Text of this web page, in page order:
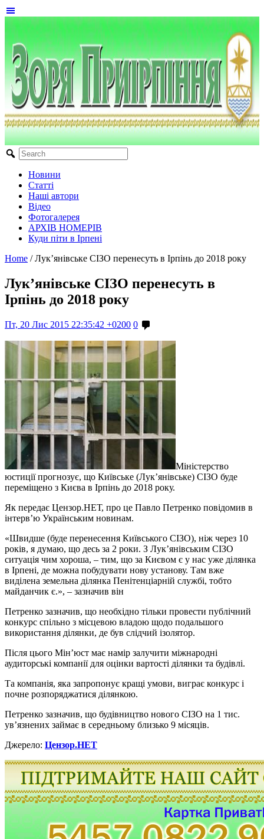
Новини
Статті
Наші автори
Відео
Фотогалерея
АРХІВ НОМЕРІВ
Куди піти в Ірпені
Home / Лук’янівське СІЗО перенесуть в Ірпінь до 2018 року
Лук’янівське СІЗО перенесуть в
Ірпінь до 2018 року
Пт, 20 Лис 2015 22:35:42 +0200 0
Міністерство
юстиції прогнозує, що Київське (Лук’янівське) СІЗО буде
переміщено з Києва в Ірпінь до 2018 року.
Як передає Цензор.НЕТ, про це Павло Петренко повідомив в
інтерв’ю Українським новинам.
«Швидше (буде перенесення Київського СІЗО), ніж через 10
років, я думаю, що десь за 2 роки. З Лук’янівським СІЗО
ситуація чим хороша, – тим, що за Києвом є у нас уже ділянка
в Ірпені, де можна побудувати нову установу. Там вже
виділена земельна ділянка Пенітенціарній службі, тобто
майданчик є.», – зазначив він
Петренко зазначив, що необхідно тільки провести публічний
конкурс спільно з місцевою владою щодо подальшого
використання ділянки, де був слідчий ізолятор.
Після цього Мін’юст має намір залучити міжнародні
аудиторські компанії для оцінки вартості ділянки та будівлі.
Та компанія, яка запропонує кращі умови, виграє конкурс і
почне розпоряджатися ділянкою.
Петренко зазначив, що будівництво нового СІЗО на 1 тис.
ув’язнених займає в середньому близько 9 місяців.
Джерело: Цензор.НЕТ